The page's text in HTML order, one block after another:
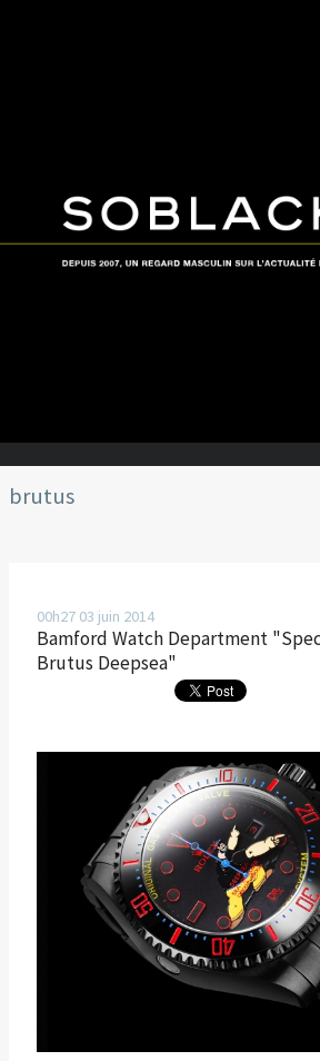
brutus
00h27 03 juin 2014
Bamford Watch Department
Brutus Deepsea"